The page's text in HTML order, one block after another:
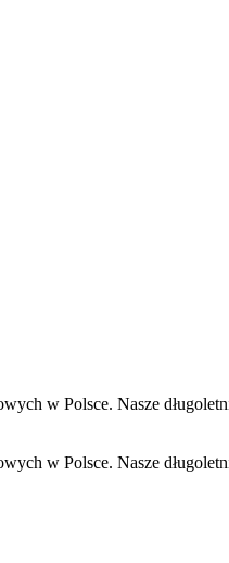
w Polsce. Nasze
w Polsce. Nasze